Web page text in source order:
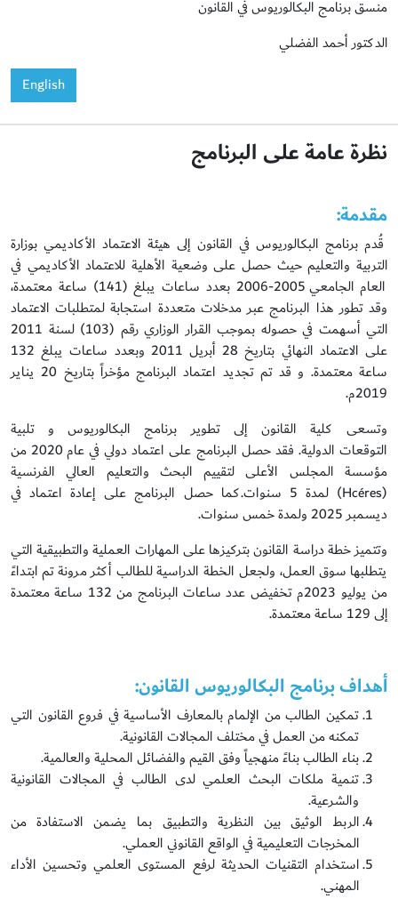
منسق برنامج البكالوريوس في القانون
الدكتور أحمد الفضلي
English
نظرة عامة على البرنامج
مقدمة:
قُدم برنامج البكالوريوس في القانون إلى هيئة الاعتماد الأكاديمي بوزارة
التربية والتعليم حيث حصل على وضعية الأهلية للاعتماد الأكاديمي في
العام الجامعي 2005-2006 بعدد ساعات يبلغ (141) ساعة معتمدة،
وقد تطور هذا البرنامج عبر مدخلات متعددة استجابة لمتطلبات الاعتماد
التي أسهمت في حصوله بموجب القرار الوزاري رقم (103) لسنة 2011
على الاعتماد النهائي بتاريخ 28 أبريل 2011 وبعدد ساعات يبلغ 132
ساعة معتمدة. و قد تم تجديد اعتماد البرنامج مؤخراً بتاريخ 20 يناير
2019م.
وتسعى كلية القانون إلى تطوير برنامج البكالوريوس و تلبية
التوقعات الدولية. فقد حصل البرنامج على اعتماد دولي في عام 2020 من
مؤسسة المجلس الأعلى لتقييم البحث والتعليم العالي الفرنسية
(Hcéres) لمدة 5 سنوات.كما حصل البرنامج على إعادة اعتماد في
ديسمبر 2025 ولمدة خمس سنوات.
وتتميز خطة دراسة القانون بتركيزها على المهارات العملية والتطبيقية التي
يتطلبها سوق العمل، ولجعل الخطة الدراسية للطالب أكثر مرونة تم ابتداءً
من يوليو 2023م تخفيض عدد ساعات البرنامج من 132 ساعة معتمدة
إلى 129 ساعة معتمدة.
أهداف برنامج البكالوريوس القانون:
تمكين الطالب من الإلمام بالمعارف الأساسية في فروع القانون التي
تمكنه من العمل في مختلف المجالات القانونية.
بناء الطالب بناءً منهجياً وفق القيم والفضائل المحلية والعالمية.
تنمية ملكات البحث العلمي لدى الطالب في المجالات القانونية
والشرعية.
الربط الوثيق بين النظرية والتطبيق بما يضمن الاستفادة من
المخرجات التعليمية في الواقع القانوني العملي.
استخدام التقنيات الحديثة لرفع المستوى العلمي وتحسين الأداء
المهني.